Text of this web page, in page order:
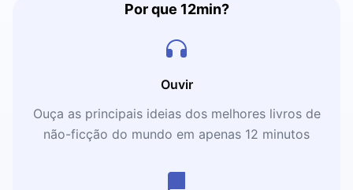
Por que 12min?
Ouvir
Ouça as principais ideias dos melhores livros de
não-ficção do mundo em apenas 12 minutos